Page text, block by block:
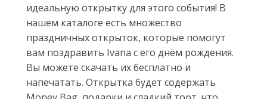
идеальную открытку для этого события! В
нашем каталоге есть множество
праздничных открыток, которые помогут
вам поздравить Ivana с его днём рождения.
Вы можете скачать их бесплатно и
напечатать. Открытка будет содержать